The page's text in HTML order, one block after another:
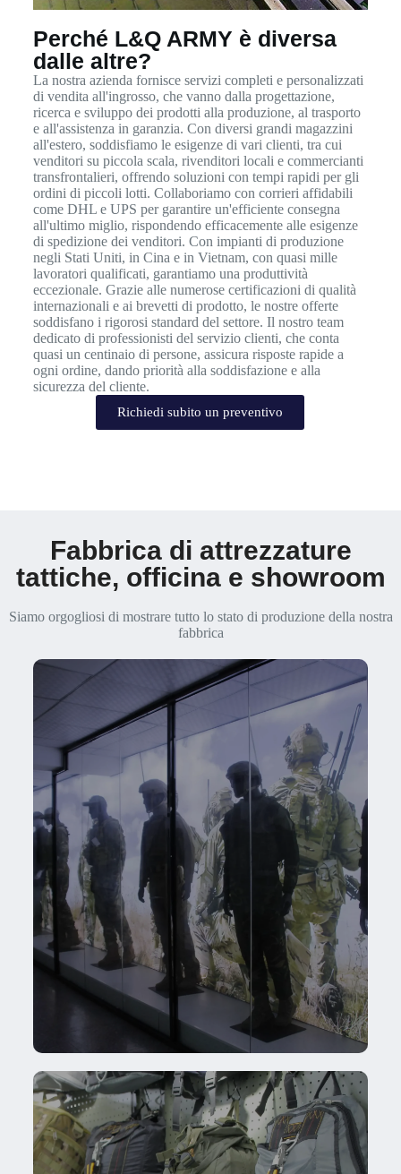
Perché L&Q ARMY è diversa
dalle altre?
La nostra azienda fornisce servizi completi e personalizzati
di vendita all'ingrosso, che vanno dalla progettazione,
ricerca e sviluppo dei prodotti alla produzione, al trasporto
e all'assistenza in garanzia. Con diversi grandi magazzini
all'estero, soddisfiamo le esigenze di vari clienti, tra cui
venditori su piccola scala, rivenditori locali e commercianti
transfrontalieri, offrendo soluzioni con tempi rapidi per gli
ordini di piccoli lotti. Collaboriamo con corrieri affidabili
come DHL e UPS per garantire un'efficiente consegna
all'ultimo miglio, rispondendo efficacemente alle esigenze
di spedizione dei venditori. Con impianti di produzione
negli Stati Uniti, in Cina e in Vietnam, con quasi mille
lavoratori qualificati, garantiamo una produttività
eccezionale. Grazie alle numerose certificazioni di qualità
internazionali e ai brevetti di prodotto, le nostre offerte
soddisfano i rigorosi standard del settore. Il nostro team
dedicato di professionisti del servizio clienti, che conta
quasi un centinaio di persone, assicura risposte rapide a
ogni ordine, dando priorità alla soddisfazione e alla
sicurezza del cliente.
Richiedi subito un preventivo
Fabbrica di attrezzature
tattiche, officina e showroom
Siamo orgogliosi di mostrare tutto lo stato di produzione della nostra
fabbrica